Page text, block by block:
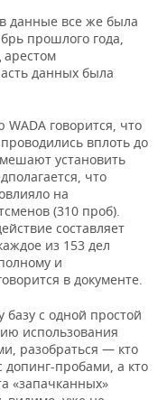
данные все же была
прошлого года,
арестом
данных была
WADA говорится, что
вплоть до
установить
что
на
(310 проб).
составляет
из 153 дел
и
в документе.
базу с одной простой
использования
разобраться — кто
допинг-пробами, а кто
«запачканных»